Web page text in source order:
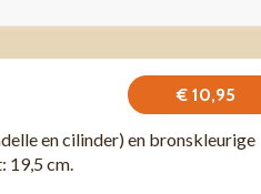
€ 10,95
en cilinder) en bronskleurige
19,5 cm.